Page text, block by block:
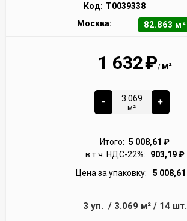
Код: Т0039338
Москва:
82.863 м²
1 632₽/ м²
-
м²
+
Итого: 5 008,61 ₽
в т.ч. НДС-22%:
903,19₽
Цена за упаковку:
5 008,61
3 уп. / 3.069 м²/ 14 шт.